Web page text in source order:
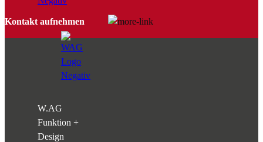
Kontakt aufnehmen
W.AG
Funktion +
Design